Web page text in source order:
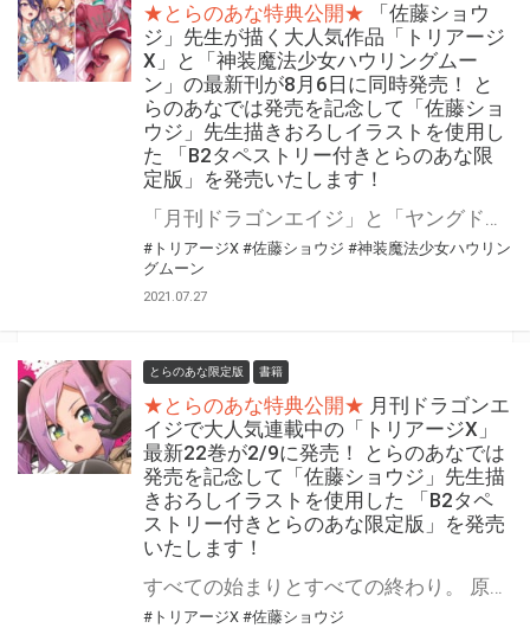
★とらのあな特典公開★
「佐藤ショウ
ジ」先生が描く大人気作品「トリアージ
X」と「神装魔法少女ハウリングムー
ン」の最新刊が8月6日に同時発売！ と
らのあなでは発売を記念して「佐藤ショ
ウジ」先生描きおろしイラストを使用し
た 「B2タペストリー付きとらのあな限
定版」を発売いたします！
「月刊ドラゴンエイジ」と「ヤングドラゴンエイジ」の人気作品「トリアージX」と「神装魔法少女ハウリングムーン」の最新刊が2021年8月6日に同時発売！ とらのあなでは発売を記念して毎巻大好評をいただいている「B2タペストリー付きとらのあな限定版」を今回も発売いたします。 イラストは両作品とも「佐藤ショウジ」先生の描き下ろし！ 是非この機会にお買い求めください！
#トリアージX #佐藤ショウジ #神装魔法少女ハウリン
グムーン
2021.07.27
とらのあな限定版 書籍
★とらのあな特典公開★ 月刊ドラゴンエ
イジで大人気連載中の「トリアージX」
最新22巻が2/9に発売！ とらのあなでは
発売を記念して「佐藤ショウジ」先生描
きおろしイラストを使用した 「B2タペ
ストリー付きとらのあな限定版」を発売
いたします！
すべての始まりとすべての終わり。 原罪を背負った男・望月院長の選択は? 月刊ドラゴンエイジで大人気連載中の「トリアージX」最新22巻が2021年2月9日に発売！ 最新22巻の発売を記念して、とらのあなでは毎巻大好評をいただいている「佐藤ショウジ」先生の描きおろしイラストを使用した「B2タペストリー付きとらのあな限定版」を、今回も発売いたします！ 是非この機会にお買い求めください！
#トリアージX #佐藤ショウジ